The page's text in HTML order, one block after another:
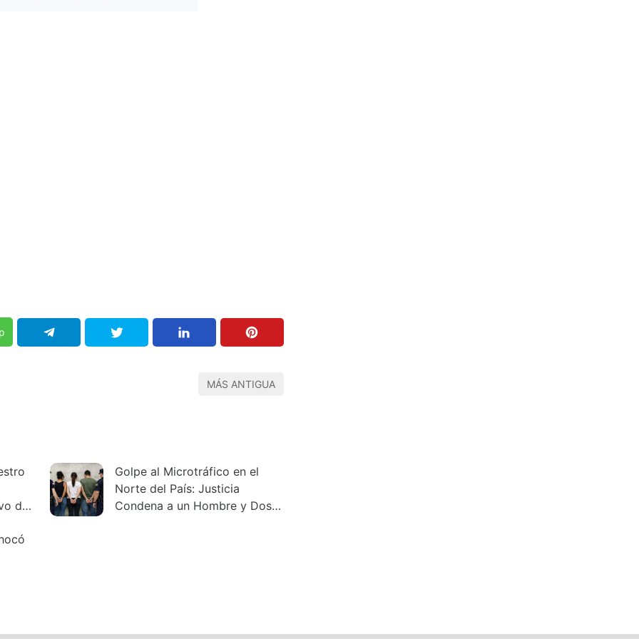
MÁS ANTIGUA
de
Golpe al Microtráfico en el
Norte del País: Justicia
Condena a un Hombre y Dos